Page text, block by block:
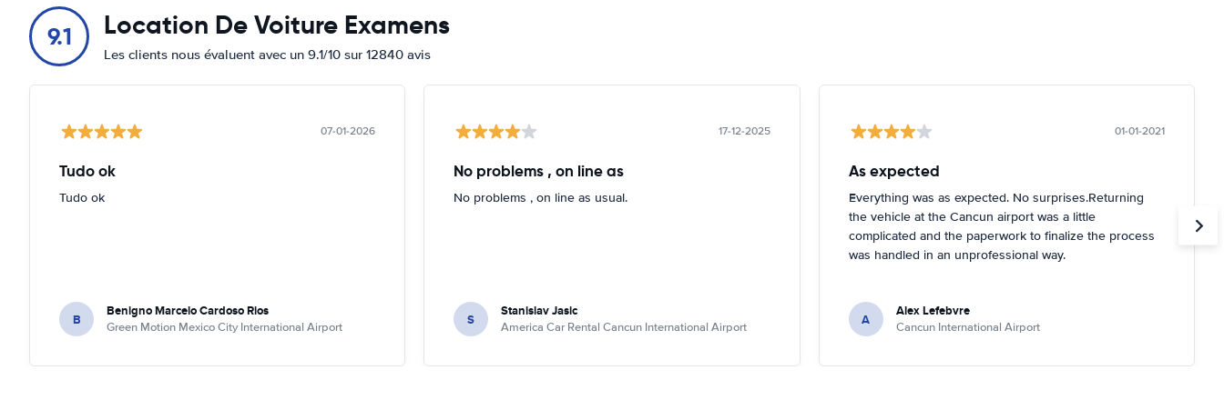
9.1 Location De Voiture Examens
Les clients nous évaluent avec un 9.1/10 sur 12840 avis
07-01-2026
Tudo ok
Tudo ok
B Benigno Marcelo Cardoso Rios
Green Motion Mexico City International Airport
17-12-2025
No problems , on line as
No problems , on line as usual.
S Stanislav Jasic
America Car Rental Cancun International Airport
01-01-2021
As expected
Everything was as expected. No surprises.Returning
the vehicle at the Cancun airport was a little
complicated and the paperwork to finalize the process
was handled in an unprofessional way.
A Alex Lefebvre
Cancun International Airport